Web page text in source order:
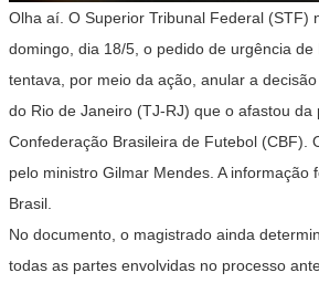
Olha aí. O Superior Tribunal Federal (STF)
domingo, dia 18/5, o pedido de urgência
tentava, por meio da ação, anular a
do Rio de Janeiro (TJ-RJ) que o afastou da
Confederação Brasileira de Futebol (CBF).
pelo ministro Gilmar Mendes. A informação
Brasil.
No documento, o magistrado ainda
todas as partes envolvidas no processo